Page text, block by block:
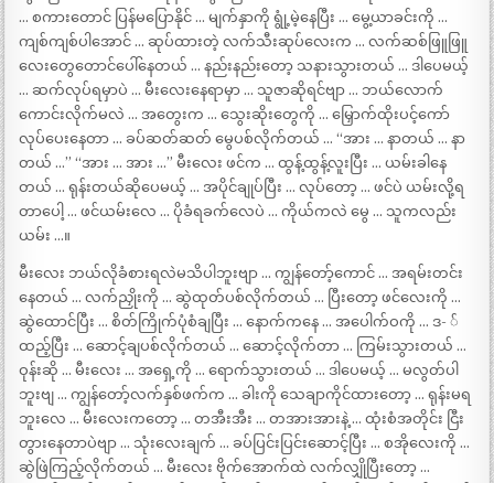
… စကားတောင် ပြန်မပြောနိုင် … မျက်နှာကို ရွုံ့မဲ့နေပြီး … မွေ့ယာခင်းကို …
ကျစ်ကျစ်ပါအောင် … ဆုပ်ထားတဲ့ လက်သီးဆုပ်လေးက … လက်ဆစ်ဖြူဖြူ
လေးတွေတောင်ပေါ်နေတယ် … နည်းနည်းတော့ သနားသွားတယ် … ဒါပေမယ့်
… ဆက်လုပ်ရမှာပဲ … မီးလေးနေရာမှာ … သူဇာဆိုရင်ဗျာ … ဘယ်လောက်
ကောင်းလိုက်မလဲ … အတွေးက … သွေးဆိုးတွေကို … မြှောက်ထိုးပင့်ကော်
လုပ်ပေးနေတာ … ခပ်ဆတ်ဆတ် မွေပစ်လိုက်တယ် … “အား … နာတယ် … နာ
တယ် …” “အား … အား …” မီးလေး ဖင်က … ထွန့်ထွန့်လူးပြီး … ယမ်းခါနေ
တယ် … ရုန်းတယ်ဆိုပေမယ့် … အပိုင်ချုပ်ပြီး … လုပ်တော့ … ဖင်ပဲ ယမ်းလို့ရ
တာပေါ့ … ဖင်ယမ်းလေ … ပိုခံရခက်လေပဲ … ကိုယ်ကလဲ မွေ … သူကလည်း
ယမ်း …။
မီးလေး ဘယ်လိုခံစားရလဲမသိပါဘူးဗျာ … ကျွန်တော့်ကောင် … အရမ်းတင်း
နေတယ် … လက်ညှိုးကို … ဆွဲထုတ်ပစ်လိုက်တယ် … ပြီးတော့ ဖင်လေးကို …
ဆွဲထောင်ပြီး … စိတ်ကြိုက်ပုံစံချပြီး … နောက်ကနေ … အပေါက်ဝကို … ဒ- ်
ထည့်ပြီး … ဆောင့်ချပစ်လိုက်တယ် … ဆောင့်လိုက်တာ … ကြမ်းသွားတယ် …
ဝုန်းဆို … မီးလေး … အရှေ့ကို … ရောက်သွားတယ် … ဒါပေမယ့် … မလွတ်ပါ
ဘူးဗျ … ကျွန်တော့်လက်နှစ်ဖက်က … ခါးကို သေချာကိုင်ထားတော့ … ရုန်းမရ
ဘူးလေ … မီးလေးကတော့ … တအီးအီး … တအားအားနဲ့ … ထုံးစံအတိုင်း ငြီး
တွားနေတာပဲဗျာ … သုံးလေးချက် … ခပ်ပြင်းပြင်းဆောင့်ပြီး … စအိုလေးကို …
ဆွဲဖြဲကြည့်လိုက်တယ် … မီးလေး ဗိုက်အောက်ထဲ လက်လျှိုပြီးတော့ …